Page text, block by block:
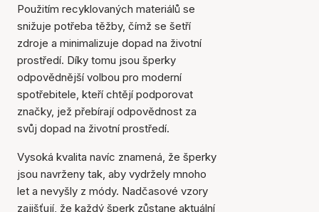
Použitím recyklovaných materiálů se
snižuje potřeba těžby, čímž se šetří
zdroje a minimalizuje dopad na životní
prostředí. Díky tomu jsou šperky
odpovědnější volbou pro moderní
spotřebitele, kteří chtějí podporovat
značky, jež přebírají odpovědnost za
svůj dopad na životní prostředí.
Vysoká kvalita navíc znamená, že šperky
jsou navrženy tak, aby vydržely mnoho
let a nevyšly z módy. Nadčasové vzory
zajišťují, že každý šperk zůstane aktuální